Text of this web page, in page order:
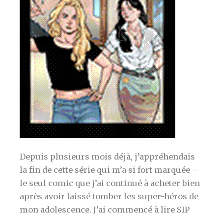
Depuis plusieurs mois déjà, j’appréhendais
la fin de cette série qui m’a si fort marquée –
le seul comic que j’ai continué à acheter bien
après avoir laissé tomber les super-héros de
mon adolescence. J’ai commencé à lire SIP